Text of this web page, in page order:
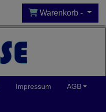
Warenkorb -
Impressum AGB